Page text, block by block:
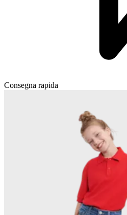
Consegna rapida